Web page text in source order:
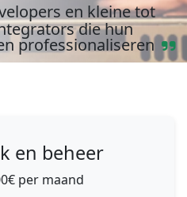
en kleine tot
die hun
professionaliseren
en beheer
per maand